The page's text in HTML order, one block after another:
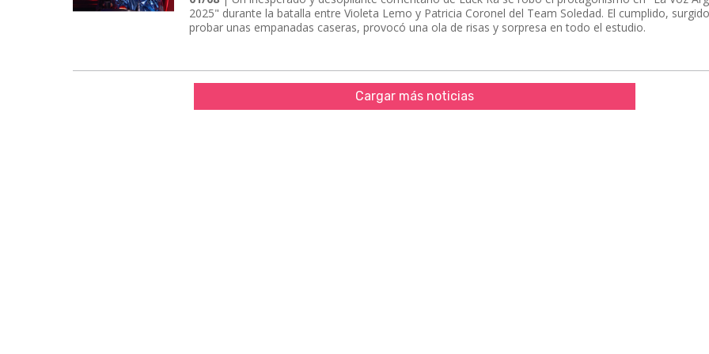
2025" durante la batalla entre Violeta Lemo y Patricia Coronel del Team Soledad. El cumplido,
probar unas empanadas caseras, provocó una ola de risas y sorpresa en todo el estudio.
Cargar más noticias